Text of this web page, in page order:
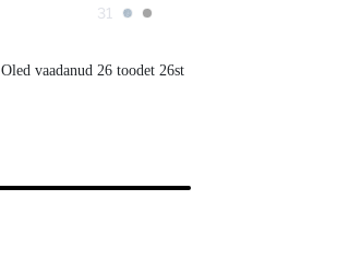
31
Oled vaadanud 26 toodet 26st